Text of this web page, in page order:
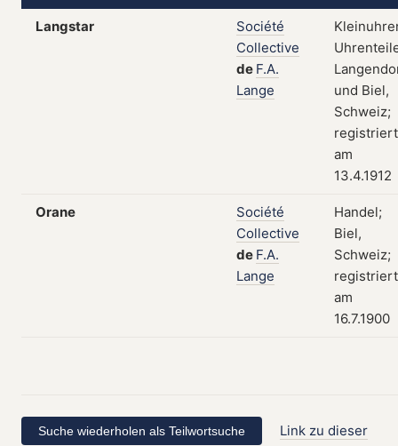
Langstar
Société
Collective
de F.A.
Lange
und Biel,
Schweiz;
registriert
am
13.4.1912
Orane
Société
Collective
de F.A.
Lange
Handel;
Biel,
Schweiz;
registriert
am
16.7.1900
Link zu dieser